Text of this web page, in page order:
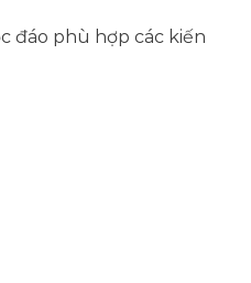
đáo phù hợp các kiến